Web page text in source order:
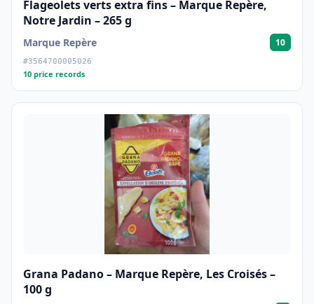
Flageolets verts extra fins – Marque Repère,
Notre Jardin – 265 g
Marque Repère 10
#3564700005026
10 price records
Grana Padano – Marque Repère, Les Croisés –
100 g